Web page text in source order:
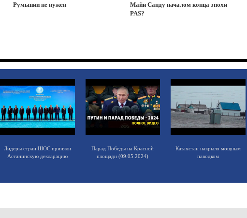
Румынии не нужен
Майи Санду началом конца эпохи
PAS?
Лидеры стран ШОС приняли
Астанинскую декларацию
Парад Победы на Красной
площади (09.05.2024)
Казахстан накрыло мощным
паводком